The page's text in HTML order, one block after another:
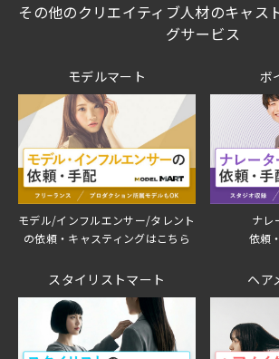
その他のクリエイティブ人材のキャス
グサービス
モデルマート
モデル/インフルエンサー/タレント
の依頼・キャスティングはこちら
ボ
ナレ
依頼
スタイリストマート ヘア